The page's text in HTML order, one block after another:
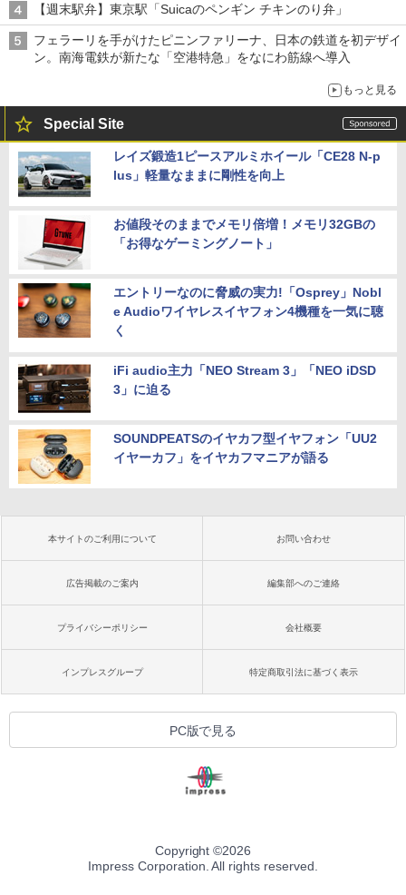
【週末駅弁】東京駅「Suicaのペンギン チキンのり弁」
フェラーリを手がけたピニンファリーナ、日本の鉄道を初デザイ
ン。南海電鉄が新たな「空港特急」をなにわ筋線へ導入
もっと見る
Special Site
レイズ鍛造1ピースアルミホイール「CE28 N-p
lus」軽量なままに剛性を向上
お値段そのままでメモリ倍増！メモリ32GBの
「お得なゲーミングノート」
エントリーなのに脅威の実力!「Osprey」Nobl
e Audioワイヤレスイヤフォン4機種を一気に聴
く
iFi audio主力「NEO Stream 3」「NEO iDSD
3」に迫る
SOUNDPEATSのイヤカフ型イヤフォン「UU2
イヤーカフ」をイヤカフマニアが語る
本サイトのご利用について お問い合わせ
広告掲載のご案内 編集部へのご連絡
プライバシーポリシー 会社概要
インプレスグループ 特定商取引法に基づく表示
PC版で見る
Copyright ©2026
Impress Corporation. All rights reserved.